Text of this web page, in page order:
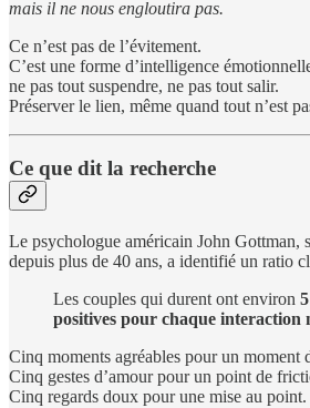
mais il ne nous engloutira pas.
Ce n’est pas de l’évitement.
C’est une forme d’intelligence
ne pas tout suspendre, ne pas tout salir.
Préserver le lien, même quand tout n’est
Ce que dit la recherche
Le psychologue américain John Gottman,
depuis plus de 40 ans, a identifié un ratio
Les couples qui durent ont environ
positives pour chaque interaction
Cinq moments agréables pour un moment
Cinq gestes d’amour pour un point de
Cinq regards doux pour une mise au point.